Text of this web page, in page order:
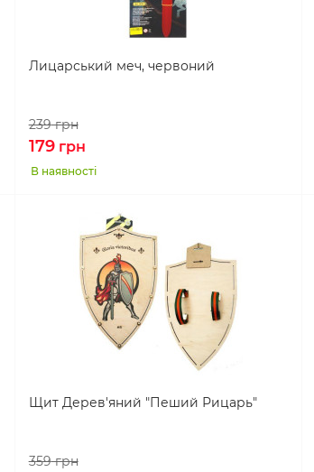
Лицарський меч, червоний
239грн
179грн
В наявності
Щит Дерев'яний "Пеший Рицарь"
359грн